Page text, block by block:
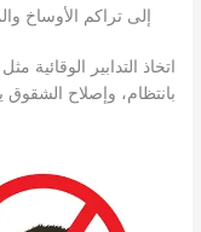
إلى تراكم الأوساخ
اتخاذ التدابير الوقائية
بانتظام، وإصلاح